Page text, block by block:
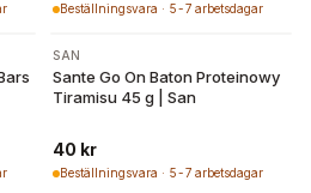
Beställningsvara · 5-7 arbetsdagar
SAN
Sante Go On Baton Proteinowy
Tiramisu 45 g | San
40 kr
Beställningsvara · 5-7 arbetsdagar